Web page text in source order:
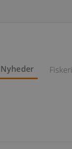
Nyheder
Fiskeri